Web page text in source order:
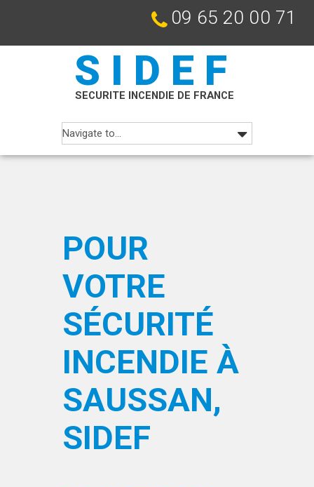
09 65 20 00 71
SIDEF
SECURITE INCENDIE DE FRANCE
POUR
VOTRE
SÉCURITÉ
INCENDIE À
SAUSSAN,
SIDEF